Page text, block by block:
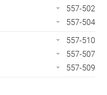
557-502
557-504
557-510
557-507
557-509